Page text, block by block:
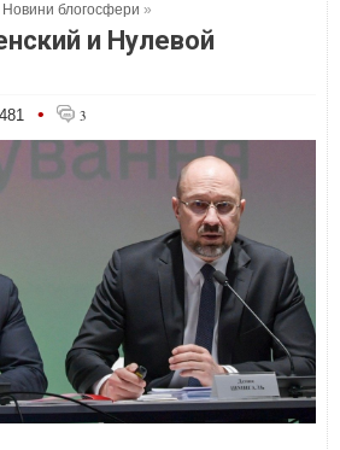
Новини блогосфери »
и Нулевой
• 3